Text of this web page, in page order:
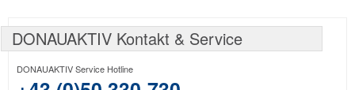
DONAUAKTIV Kontakt & Service
DONAUAKTIV Service Hotline